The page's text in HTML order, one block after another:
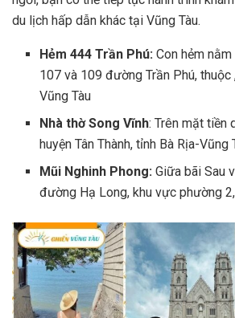
du lịch hấp dẫn khác tại Vũng Tàu.
Hẻm 444 Trần Phú: Con hẻm
107 và 109 đường Trần Phú,
Vũng Tàu
Nhà thờ Song Vĩnh: Trên mặt tiền
huyện Tân Thành, tỉnh Bà Rịa-Vũng
Mũi Nghinh Phong: Giữa bãi Sau
đường Hạ Long, khu vực phường